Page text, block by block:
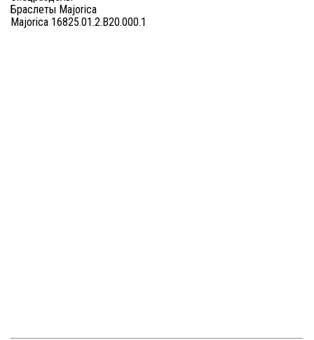
Браслеты Majorica
Majorica 16825.01.2.B20.000.1